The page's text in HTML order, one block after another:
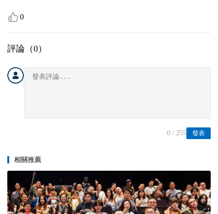
0
評論（0）
發表
0 / 255
相關推薦